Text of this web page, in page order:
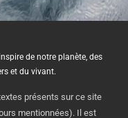
de notre planète, des
et du vivant.
présents sur ce site
mentionnées). Il est